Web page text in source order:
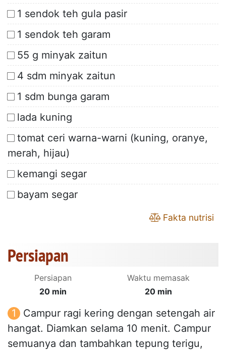
1 sendok teh gula pasir
1 sendok teh garam
55 g minyak zaitun
4 sdm minyak zaitun
1 sdm bunga garam
lada kuning
tomat ceri warna-warni (kuning, oranye,
merah, hijau)
kemangi segar
bayam segar
Fakta nutrisi
Persiapan
Persiapan
20 min
Waktu memasak
20 min
Campur ragi kering dengan setengah air
hangat. Diamkan selama 10 menit. Campur
semuanya dan tambahkan tepung terigu,